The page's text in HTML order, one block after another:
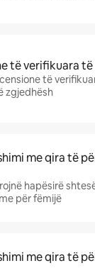
të verifikuara
të
zgjedhësh
me qira të
hapësirë
për fëmijë
me qira të